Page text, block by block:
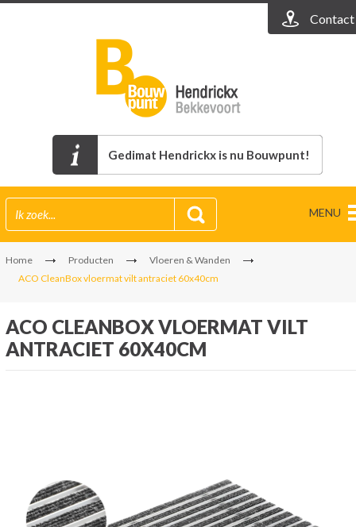
Contact
Gedimat Hendrickx is nu Bouwpunt!
MENU
Home Producten
Vloeren & Wanden
ACO CleanBox vloermat vilt antraciet 60x40cm
ACO CLEANBOX VLOERMAT VILT
ANTRACIET 60X40CM